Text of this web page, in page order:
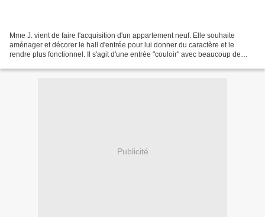
Mme J. vient de faire l'acquisition d'un appartement neuf. Elle souhaite
aménager et décorer le hall d'entrée pour lui donner du caractère et le
rendre plus fonctionnel. Il s'agit d'une entrée "couloir" avec beaucoup de
Publicité